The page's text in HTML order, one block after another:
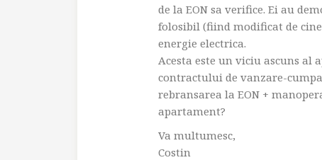
de la EON sa verifice. Ei au
folosibil (fiind modificat de
energie electrica.
Acesta este un viciu ascuns al
contractului de vanzare-
rebransarea la EON +
apartament?
Va multumesc,
Costin